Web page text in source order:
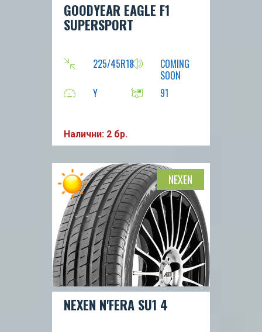
GOODYEAR EAGLE F1
SUPERSPORT
225/45R18
COMING
SOON
Y
91
Налични: 2 бр.
NEXEN N'FERA SU1 4
NEXEN